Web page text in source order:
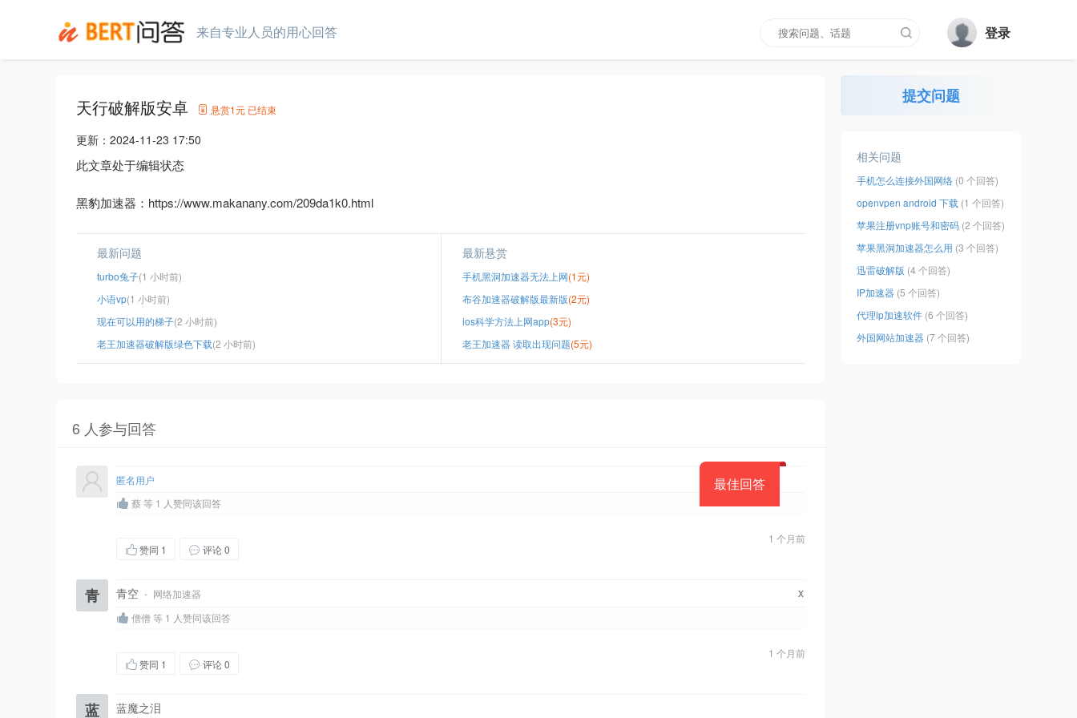
来自专业人员的用心回答 登录
天行破解版安卓 悬赏1元 已结束
更新： 2024-11-23 17:50
此文章处于编辑状态
黑豹加速器：https://www.makanany.com/209da1k0.html
最新问题
turbo兔子(1 小时前)
小语vp(1 小时前)
现在可以用的梯子(2 小时前)
老王加速器破解版绿色下载(2 小时前)
最新悬赏
手机黑洞加速器无法上网(1元)
布谷加速器破解版最新版(2元)
ios科学方法上网app(3元)
老王加速器 读取出现问题(5元)
6 人参与回答
最佳回答
匿名用户
蔡 等 1 人赞同该回答
1 个月前
赞同 1 评论 0
青 青空 · 网络加速器 x
僧僧 等 1 人赞同该回答
1 个月前
赞同 1 评论 0
蓝 蓝魔之泪
提交问题
相关问题
手机怎么连接外国网络 (0 个回答)
openvpen android 下载 (1 个回答)
苹果注册vnp账号和密码 (2 个回答)
苹果黑洞加速器怎么用 (3 个回答)
迅雷破解版 (4 个回答)
IP加速器 (5 个回答)
代理ip加速软件 (6 个回答)
外国网站加速器 (7 个回答)